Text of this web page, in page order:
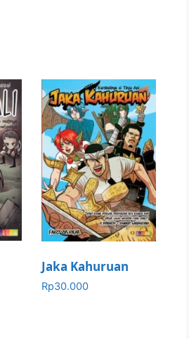
Jaka Kahuruan
Rp30.000